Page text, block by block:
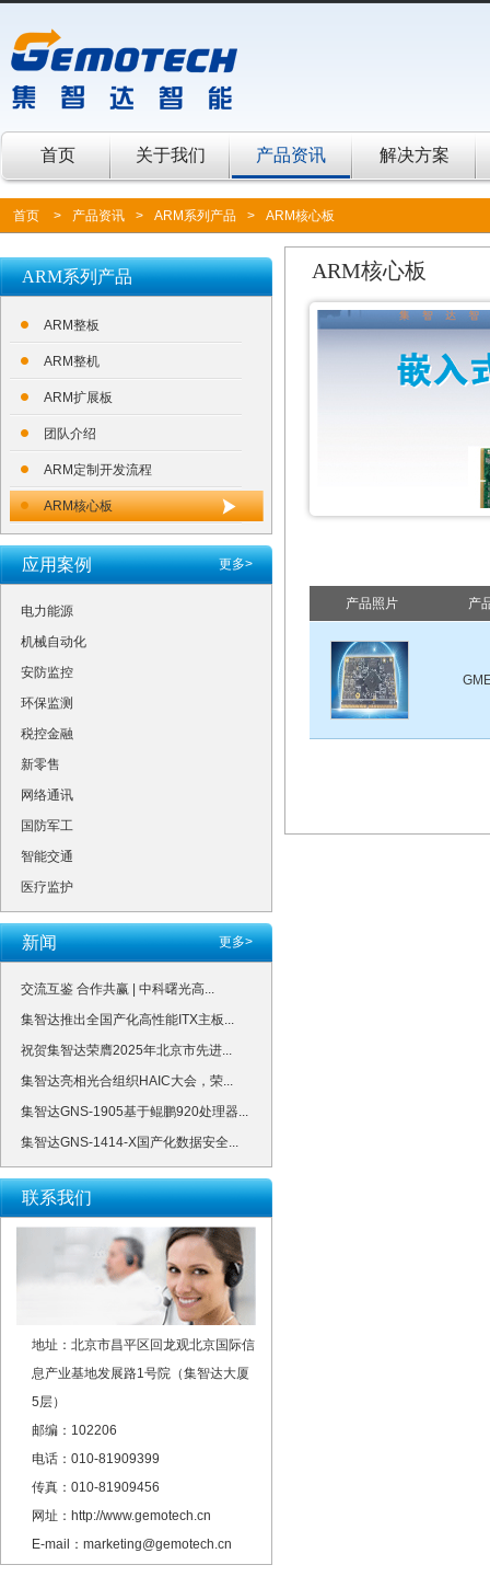
首页 关于我们 产品资讯 解决方案
首页 > 产品资讯 > ARM系列产品 > ARM核心板
ARM系列产品
ARM整板
ARM整机
ARM扩展板
团队介绍
ARM定制开发流程
ARM核心板
更多>
应用案例
电力能源
机械自动化
安防监控
环保监测
税控金融
新零售
网络通讯
国防军工
智能交通
医疗监护
更多>
新闻
交流互鉴 合作共赢 | 中科曙光高...
集智达推出全国产化高性能ITX主板...
祝贺集智达荣膺2025年北京市先进...
集智达亮相光合组织HAIC大会，荣...
集智达GNS-1905基于鲲鹏920处理器...
集智达GNS-1414-X国产化数据安全...
联系我们
地址：北京市昌平区回龙观北京国际信
息产业基地发展路1号院（集智达大厦
5层）
邮编：102206
电话：010-81909399
传真：010-81909456
网址：http://www.gemotech.cn
E-mail：marketing@gemotech.cn
ARM核心板
产品照片 产